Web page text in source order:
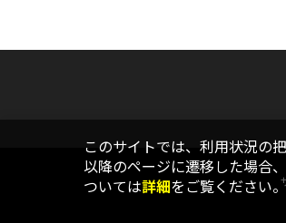
このサイトでは、利用状況の
以降のページに遷移した場合
ついては詳細をご覧ください。